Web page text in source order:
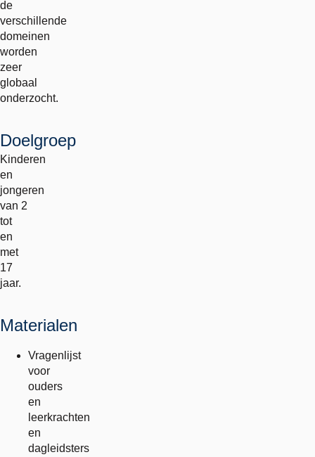
de
verschillende
domeinen
worden
zeer
globaal
onderzocht.
Doelgroep
Kinderen
en
jongeren
van 2
tot
en
met
17
jaar.
Materialen
Vragenlijst
voor
ouders
en
leerkrachten
en
dagleidsters